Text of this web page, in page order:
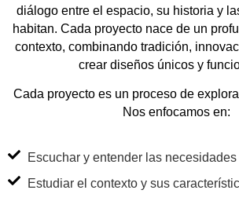
diálogo entre el espacio, su historia y
habitan. Cada proyecto nace de un
contexto, combinando tradición,
crear diseños únicos y
Cada proyecto es un proceso de
Nos enfocamos en:
Escuchar y entender las
Estudiar el contexto y sus